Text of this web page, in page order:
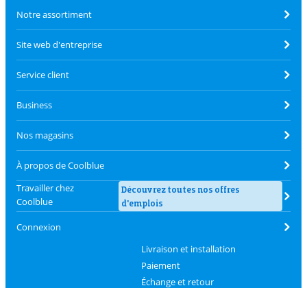
Notre assortiment
Site web d'entreprise
Service client
Business
Nos magasins
À propos de Coolblue
Travailler chez
Coolblue
Découvrez toutes nos offres
d'emplois
Connexion
Livraison et installation
Paiement
Échange et retour